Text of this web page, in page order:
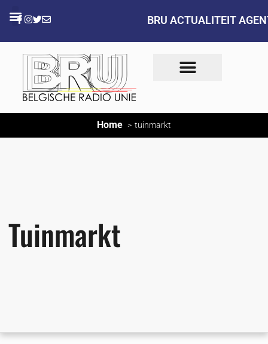
BRU ACTUALITEIT
Home tuinmarkt
Tuinmarkt